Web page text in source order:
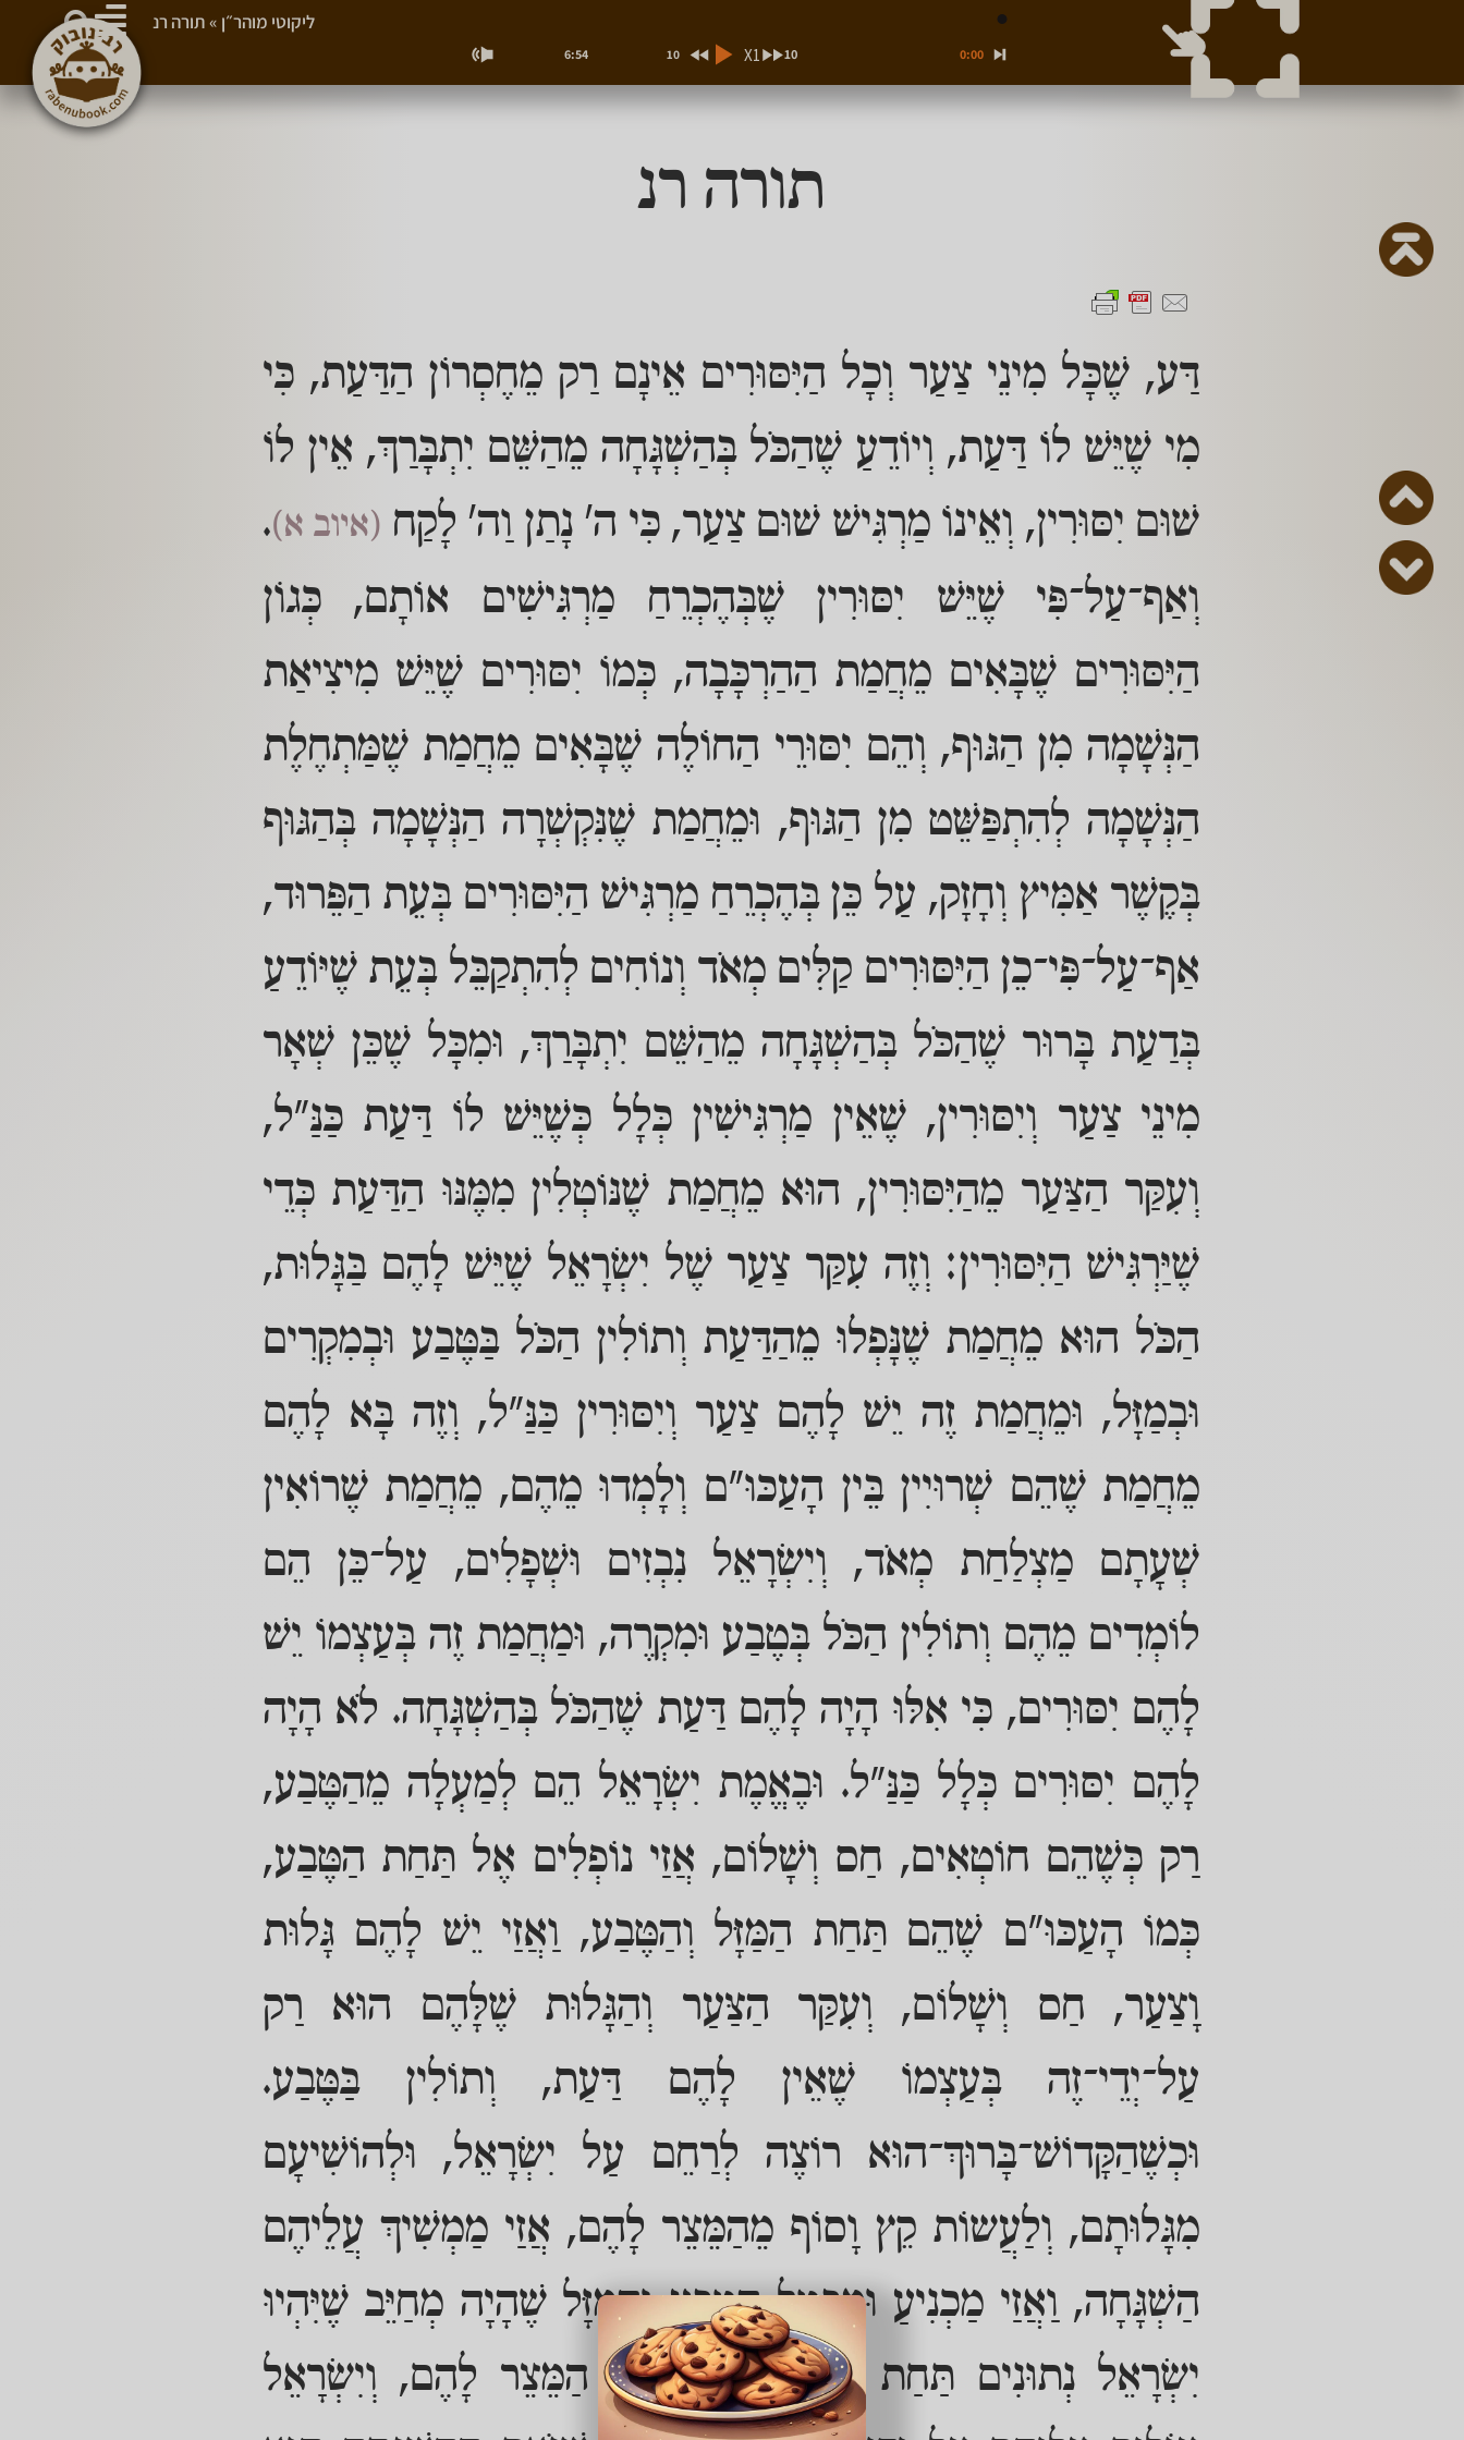
תורה רנ
דַּע, שֶׁכָּל מִינֵי צַעַר וְכָל הַיִּסּוּרִים אֵינָם רַק מֵחֶסְרוֹן הַדַּעַת, כִּי
מִי שֶׁיֵּשׁ לוֹ דַּעַת, וְיוֹדֵעַ שֶׁהַכֹּל בְּהַשְׁגָּחָה מֵהַשֵּׁם יִתְבָּרַךְ, אֵין לוֹ
שׁוּם יִסּוּרִין, וְאֵינוֹ מַרְגִּישׁ שׁוּם צַעַר, כִּי ה' נָתַן וַה' לָקַח (איוב א).
וְאַף־עַל־פִּי שֶׁיֵּשׁ יִסּוּרִין שֶׁבְּהֶכְרֵחַ מַרְגִּישִׁים אוֹתָם, כְּגוֹן
הַיִּסּוּרִים שֶׁבָּאִים מֵחֲמַת הַהַרְכָּבָה, כְּמוֹ יִסּוּרִים שֶׁיֵּשׁ מִיצִיאַת
הַנְּשָׁמָה מִן הַגּוּף, וְהֵם יִסּוּרֵי הַחוֹלֶה שֶׁבָּאִים מֵחֲמַת שֶׁמַּתְחֶלֶת
הַנְּשָׁמָה לְהִתְפַּשֵּׁט מִן הַגּוּף, וּמֵחֲמַת שֶׁנִּקְשְׁרָה הַנְּשָׁמָה בְּהַגּוּף
בְּקֶשֶׁר אַמִּיץ וְחָזָק, עַל כֵּן בְּהֶכְרֵחַ מַרְגִּישׁ הַיִּסּוּרִים בְּעֵת הַפֵּרוּד,
אַף־עַל־פִּי־כֵן הַיִּסּוּרִים קַלִּים מְאֹד וְנוֹחִים לְהִתְקַבֵּל בְּעֵת שֶׁיּוֹדֵעַ
בְּדַעַת בָּרוּר שֶׁהַכֹּל בְּהַשְׁגָּחָה מֵהַשֵּׁם יִתְבָּרַךְ, וּמִכָּל שֶׁכֵּן שְׁאָר
מִינֵי צַעַר וְיִסּוּרִין, שֶׁאֵין מַרְגִּישִׁין כְּלָל כְּשֶׁיֵּשׁ לוֹ דַּעַת כַּנַּ"ל,
וְעִקַּר הַצַּעַר מֵהַיִּסּוּרִין, הוּא מֵחֲמַת שֶׁנּוֹטְלִין מִמֶּנּוּ הַדַּעַת כְּדֵי
שֶׁיַּרְגִּישׁ הַיִּסּוּרִין: וְזֶה עִקַּר צַעַר שֶׁל יִשְׂרָאֵל שֶׁיֵּשׁ לָהֶם בַּגָּלוּת,
הַכֹּל הוּא מֵחֲמַת שֶׁנָּפְלוּ מֵהַדַּעַת וְתוֹלִין הַכֹּל בַּטֶּבַע וּבְמִקְרִים
וּבְמַזָּל, וּמֵחֲמַת זֶה יֵשׁ לָהֶם צַעַר וְיִסּוּרִין כַּנַּ"ל, וְזֶה בָּא לָהֶם
מֵחֲמַת שֶׁהֵם שְׁרוּיִין בֵּין הָעַכּוּ"ם וְלָמְדוּ מֵהֶם, מֵחֲמַת שֶׁרוֹאִין
שְׁעָתָם מַצְלַחַת מְאֹד, וְיִשְׂרָאֵל נִבְזִים וּשְׁפָלִים, עַל־כֵּן הֵם
לוֹמְדִים מֵהֶם וְתוֹלִין הַכֹּל בְּטֶבַע וּמִקְרֶה, וּמַחֲמַת זֶה בְּעַצְמוֹ יֵשׁ
לָהֶם יִסּוּרִים, כִּי אִלּוּ הָיָה לָהֶם דַּעַת שֶׁהַכֹּל בְּהַשְׁגָּחָה. לֹא הָיָה
לָהֶם יִסּוּרִים כְּלָל כַּנַּ"ל. וּבֶאֱמֶת יִשְׂרָאֵל הֵם לְמַעְלָה מֵהַטֶּבַע,
רַק כְּשֶׁהֵם חוֹטְאִים, חַס וְשָׁלוֹם, אֲזַי נוֹפְלִים אֶל תַּחַת הַטֶּבַע,
כְּמוֹ הָעַכּוּ"ם שֶׁהֵם תַּחַת הַמַּזָּל וְהַטֶּבַע, וַאֲזַי יֵשׁ לָהֶם גָּלוּת
וָצַעַר, חַס וְשָׁלוֹם, וְעִקַּר הַצַּעַר וְהַגָּלוּת שֶׁלָּהֶם הוּא רַק
עַל־יְדֵי־זֶה בְּעַצְמוֹ שֶׁאֵין לָהֶם דַּעַת, וְתוֹלִין בַּטֶּבַע.
וּכְשֶׁהַקָּדוֹשׁ־בָּרוּךְ־הוּא רוֹצֶה לְרַחֵם עַל יִשְׂרָאֵל, וּלְהוֹשִׁיעָם
מִגָּלוּתָם, וְלַעֲשוֹת קֵץ וָסוֹף מֵהַמֵּצֵר לָהֶם, אֲזַי מַמְשִׁיךְ עֲלֵיהֶם
הַשְׁגָּחָה, וַאֲזַי מַכְנִיעַ וּמְבַטֵּל הַטֶּבַע וְהַמַּזָּל שֶׁהָיָה מְחַיֵּב שֶׁיִּהְיוּ
יִשְׂרָאֵל נְתוּנִים תַּחַת יָדָם, וַאֲזַי מְחַיֵּב הַמֵּצֵר לָהֶם, וְיִשְׂרָאֵל
ליקוטי מוהר״ן »תורה רנ
0:00
10 X1 10
6:54